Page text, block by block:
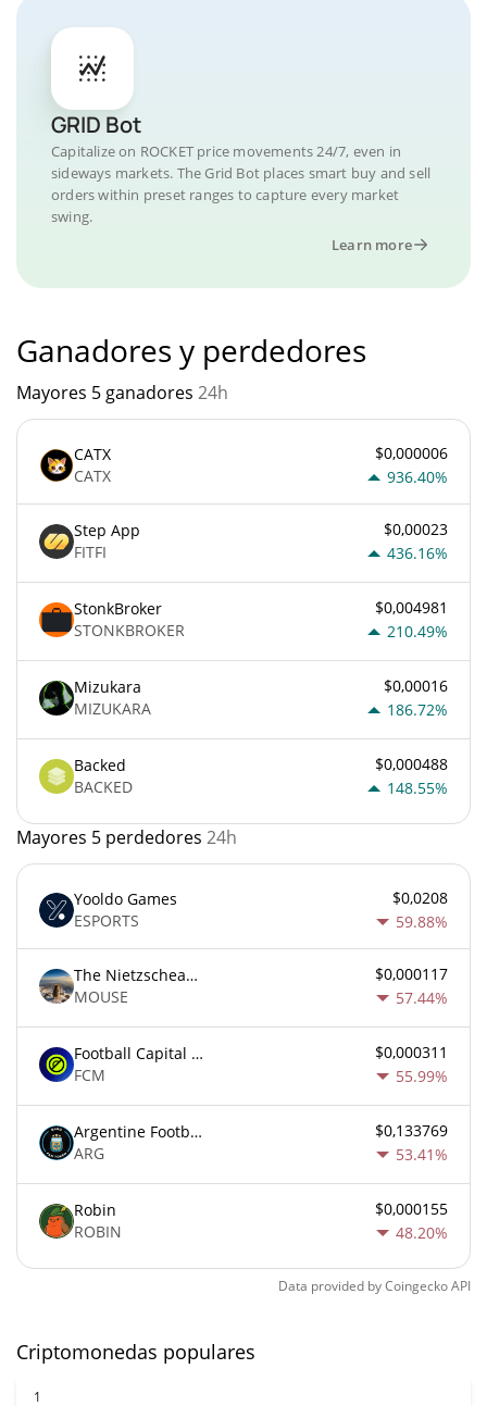
GRID Bot
Capitalize on ROCKET price movements 24/7, even in
sideways markets. The Grid Bot places smart buy and sell
orders within preset ranges to capture every market
swing.
Learn more
Ganadores y perdedores
Mayores 5 ganadores 24h
CATX
CATX
$0,000006
936.40%
Step App
FITFI
$0,00023
436.16%
StonkBroker
STONKBROKER
$0,004981
210.49%
Mizukara
MIZUKARA
$0,00016
186.72%
Backed
BACKED
$0,000488
148.55%
Mayores 5 perdedores 24h
Yooldo Games
ESPORTS
$0,0208
59.88%
The Nietzschean Mouse
MOUSE
$0,000117
57.44%
Football Capital Markets
FCM
$0,000311
55.99%
Argentine Football Association Fan Token
ARG
$0,133769
53.41%
Robin
ROBIN
$0,000155
48.20%
Data provided byCoingeckoAPI
Criptomonedas populares
1